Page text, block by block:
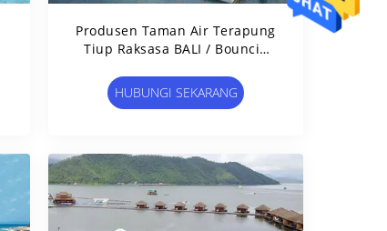
Produsen Taman Air Terapung
Tiup Raksasa BALI / Bouncia
HUBUNGI SEKARANG